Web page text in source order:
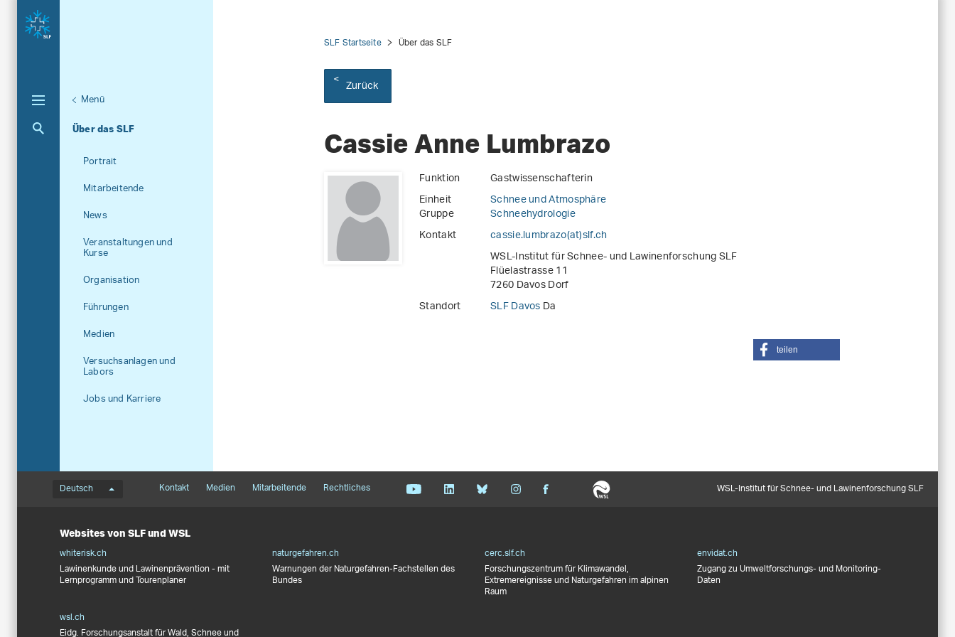
Menü
Über das SLF
Aktuelle Navigation
Portrait
Mitarbeitende
News
Veranstaltungen und
Kurse
Organisation
Führungen
Medien
Versuchsanlagen und
Labors
Jobs und Karriere
SLF Startseite Über das SLF
Zurück
Cassie Anne Lumbrazo
Funktion
Gastwissenschafterin
Einheit
Schnee und Atmosphäre
Gruppe
Schneehydrologie
Kontakt
cassie.lumbrazo(at)slf.ch
WSL-Institut für Schnee- und Lawinenforschung SLF
Flüelastrasse 11
7260 Davos Dorf
Standort
SLF DavosDa
teilen
Sprachmenü
Deutsch
Footernavigation
Kontakt Medien Mitarbeitende Rechtliches WSL-Institut für Schnee- und Lawinenforschung SLF
Websites von SLF und WSL
whiterisk.ch
Lawinenkunde und Lawinenprävention - mit
Lernprogramm und Tourenplaner
naturgefahren.ch
Warnungen der Naturgefahren-Fachstellen des
Bundes
cerc.slf.ch
Forschungszentrum für Klimawandel,
Extremereignisse und Naturgefahren im alpinen
Raum
envidat.ch
Zugang zu Umweltforschungs- und Monitoring-
Daten
wsl.ch
Eidg. Forschungsanstalt für Wald, Schnee und